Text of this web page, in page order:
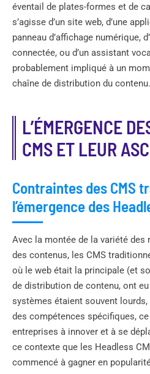
éventail de plates-formes et de
s’agisse d’un site web, d’une
panneau d’affichage numérique,
connectée, ou d’un assistant
probablement impliqué à un
chaîne de distribution du contenu.
L’ÉMERGENCE
CMS ET LEUR
Contraintes des CMS
l’émergence des
Avec la montée de la variété
des contenus, les CMS
où le web était la principale (et
de distribution de contenu, ont eu
systèmes étaient souvent
des compétences spécifiques,
entreprises à innover et à se
ce contexte que les Headless
commencé à gagner en